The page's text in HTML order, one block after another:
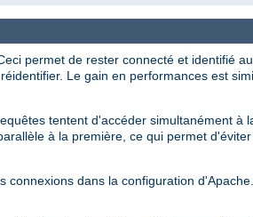
permet de rester connecté et identifié
Le gain en performances est
tentent d'accéder simultanément à
à la première, ce qui permet
dans la configuration